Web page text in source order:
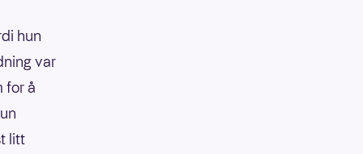
hun
var
for å
litt